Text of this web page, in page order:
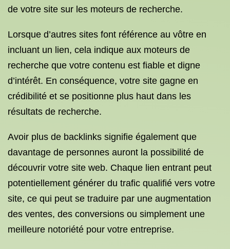
de votre site sur les moteurs de recherche.
Lorsque d’autres sites font référence au vôtre en
incluant un lien, cela indique aux moteurs de
recherche que votre contenu est fiable et digne
d’intérêt. En conséquence, votre site gagne en
crédibilité et se positionne plus haut dans les
résultats de recherche.
Avoir plus de backlinks signifie également que
davantage de personnes auront la possibilité de
découvrir votre site web. Chaque lien entrant peut
potentiellement générer du trafic qualifié vers votre
site, ce qui peut se traduire par une augmentation
des ventes, des conversions ou simplement une
meilleure notoriété pour votre entreprise.